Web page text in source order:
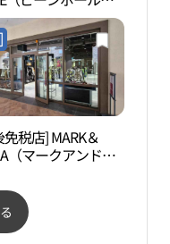
レット・新世界サ
プレミアムアウト
トシフン（始興）店
아울렛 신세계사이
미엄아울렛 시흥
税店] MARK＆
（マークアンドロ
ムアウトレットシ
始興）店(마크앤
신세계사이먼프리